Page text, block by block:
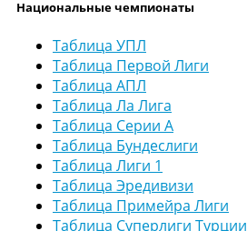
Национальные чемпионаты
Таблица УПЛ
Таблица Первой Лиги
Таблица АПЛ
Таблица Ла Лига
Таблица Серии А
Таблица Бундеслиги
Таблица Лиги 1
Таблица Эредивизи
Таблица Примейра Лиги
Таблица Суперлиги Турции